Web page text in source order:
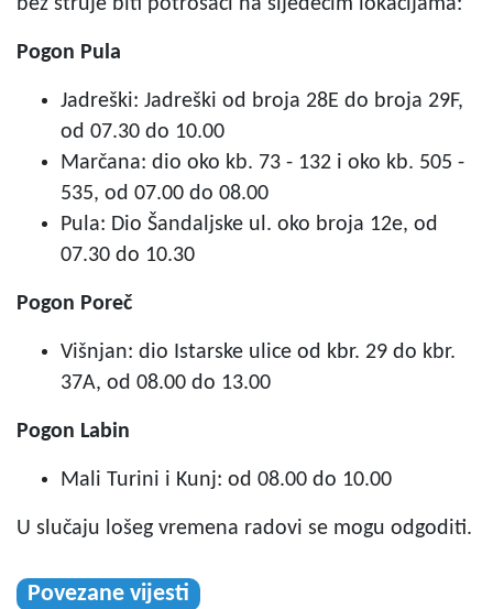
Pogon Pula
Jadreški: Jadreški od broja 28E do broja 29F,
od 07.30 do 10.00
Marčana: dio oko kb. 73 - 132 i oko kb. 505 -
535, od 07.00 do 08.00
Pula: Dio Šandaljske ul. oko broja 12e, od
07.30 do 10.30
Pogon Poreč
Višnjan: dio Istarske ulice od kbr. 29 do kbr.
37A, od 08.00 do 13.00
Pogon Labin
Mali Turini i Kunj: od 08.00 do 10.00
U slučaju lošeg vremena radovi se mogu odgoditi.
Povezane vijesti